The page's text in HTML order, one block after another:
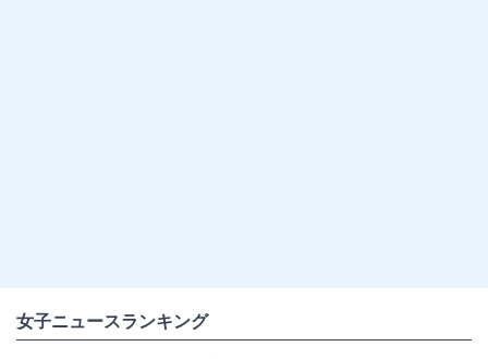
女子ニュースランキング